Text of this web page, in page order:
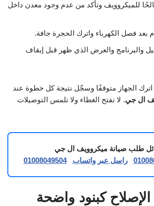
للميكروويف وتأكد من عدم وجود معدن داخل
بعد فصل الكهرباء واترك الحجرة جافة.
والبرنامج والعرض الذي ظهر قبل إيقاف
اترك الجهاز متوقفًا وسجّل نتيجة كل خطوة عند
ال جي. لا تفتح الغطاء ولا تلمس التوصيلات
طلب صيانة ميكروويف ال جي
راسل عبر واتساب 01008049504
كبنود واضحة